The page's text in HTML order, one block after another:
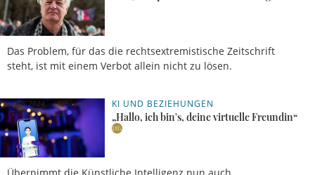
Das Problem, für das die rechtsextremistische Zeitschrift
steht, ist mit einem Verbot allein nicht zu lösen.
KI UND BEZIEHUNGEN
„Hallo, ich bin's, deine virtuelle Freundin“
13.05.2024,
15 Uhr
Sebastian
Moll